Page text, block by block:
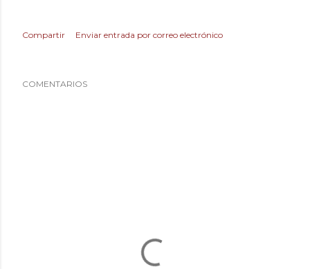
Compartir Enviar entrada por correo electrónico
COMENTARIOS